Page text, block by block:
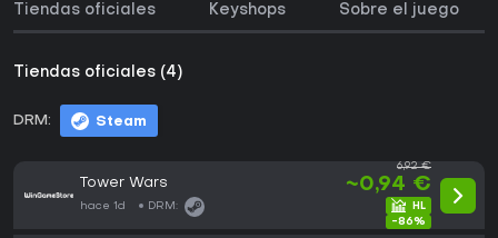
Tiendas oficiales Keyshops Sobre el juego
Tiendas oficiales (4)
DRM: Steam
Tower Wars
hace 1d DRM:
6,92 €
~0,94 €
-86%